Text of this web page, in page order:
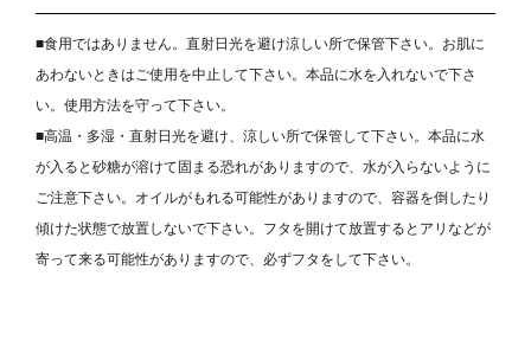
■食用ではありません。直射日光を避け涼しい所で保管下さい。お肌に
あわないときはご使用を中止して下さい。本品に水を入れないで下さ
い。使用方法を守って下さい。
■高温・多湿・直射日光を避け、涼しい所で保管して下さい。本品に水
が入ると砂糖が溶けて固まる恐れがありますので、水が入らないように
ご注意下さい。オイルがもれる可能性がありますので、容器を倒したり
傾けた状態で放置しないで下さい。フタを開けて放置するとアリなどが
寄って来る可能性がありますので、必ずフタをして下さい。